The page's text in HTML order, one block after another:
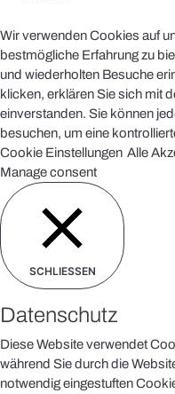
Wir verwenden Cookies auf
bestmögliche Erfahrung zu
und wiederholten Besuche
klicken, erklären Sie sich mit
einverstanden. Sie können
besuchen, um eine
Cookie Einstellungen Alle
Manage consent
SCHLIESSEN
Datenschutz
Diese Website verwendet
während Sie durch die
notwendig eingestuften